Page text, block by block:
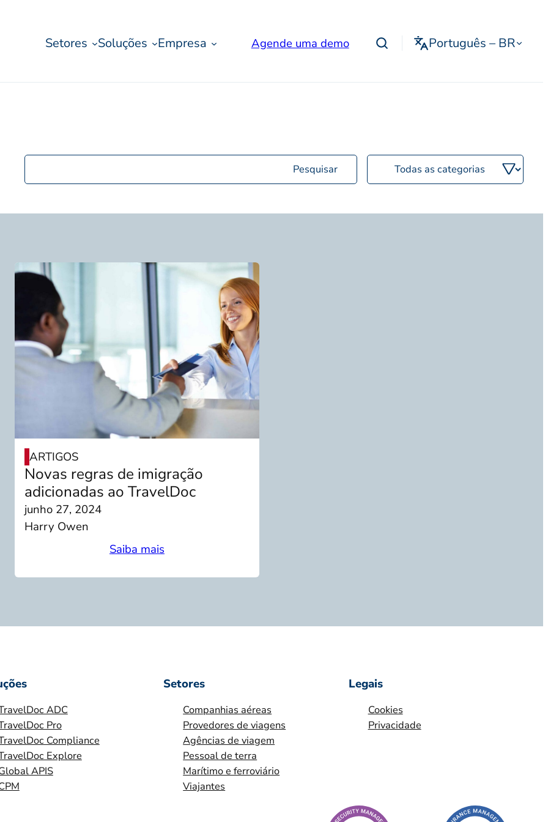
Setores Soluções Empresa Agende uma demo Português – BR
Pesquisar
postagens
Filtrar
por
ARTIGOS
Novas regras de imigração
adicionadas ao TravelDoc
junho 27, 2024
Harry Owen
Saiba mais
ADC
Pro
Compliance
Explore
APIS
Setores
Companhias aéreas
Provedores de viagens
Agências de viagem
Pessoal de terra
Marítimo e ferroviário
Viajantes
Legais
Cookies
Privacidade